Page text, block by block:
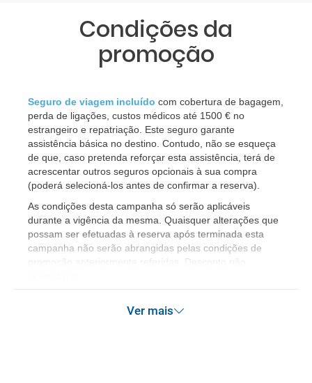
Condições da
promoção
Seguro de viagem incluído com cobertura de bagagem,
perda de ligações, custos médicos até 1500 € no
estrangeiro e repatriação. Este seguro garante
assistência básica no destino. Contudo, não se esqueça
de que, caso pretenda reforçar esta assistência, terá de
acrescentar outros seguros opcionais à sua compra
(poderá selecioná-los antes de confirmar a reserva).
As condições desta campanha só serão aplicáveis
durante a vigência da mesma. Quaisquer alterações que
possam ser efetuadas à reserva após terminada esta
campanha não serão abrangidas pelas condições de
promoção anteriormente referidas. Desconto não
Ver mais